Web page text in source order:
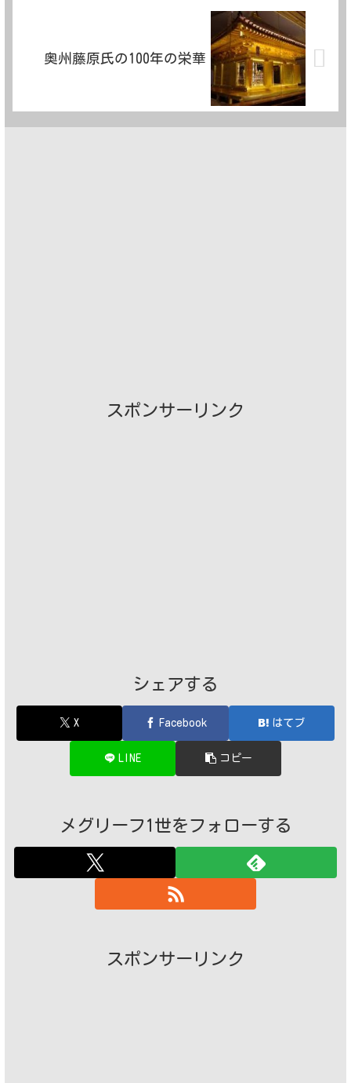
奥州藤原氏の100年の栄華
スポンサーリンク
シェアする
X Facebook はてブ
LINE コピー
メグリーフ1世をフォローする
スポンサーリンク